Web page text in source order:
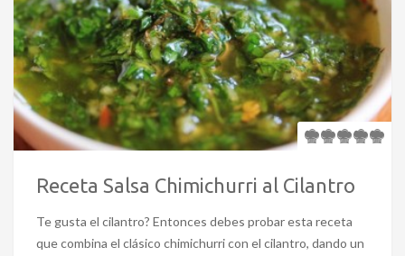
Receta Salsa Chimichurri al Cilantro
Te gusta el cilantro? Entonces debes probar esta receta
que combina el clásico chimichurri con el cilantro, dando un